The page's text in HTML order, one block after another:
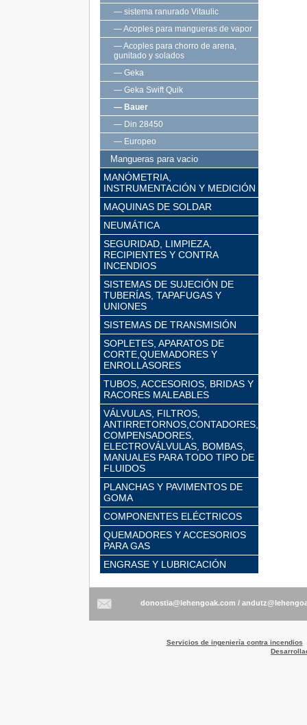
— sistema ranurado Vitaulic
— Acoples para mangueras de vapor
— Acoples para chorro de arena,
gunitado y solados
— Geka
— Geka Swift Quik
— Bauer
— Din 28450
— Europeo
Mangueras para vacio
MANÓMETRIA,
INSTRUMENTACIÓN Y MEDICIÓN
MAQUINAS DE SOLDAR
NEUMÁTICA
SEGURIDAD, LIMPIEZA,
RECIPIENTES Y CONTRA
INCENDIOS
SISTEMAS DE SUJECIÓN DE
TUBERÍAS, TAPAFUGAS Y
UNIONES
SISTEMAS DE TRANSMISIÓN
SOPLETES, APARATOS DE
CORTE,QUEMADORES Y
ENROLLASORES
TUBOS, ACCESORIOS, BRIDAS Y
RACORES MALEABLES
VÁLVULAS, FILTROS,
ANTIRRETORNOS,CONTADORES,
COMPENSADORES,
ELECTROVÁLVULAS, BOMBAS,
MANUALES PARA TODO TIPO DE
FLUIDOS
PLANCHAS Y PAVIMENTOS DE
GOMA
COMPONENTES ELÉCTRICOS
QUEMADORES Y ACCESORIOS
PARA GAS
ENGRASE Y LUBRICACIÓN
/
Servicios de ingeniería contra incendios